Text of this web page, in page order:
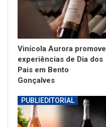
Vinícola Aurora promove
experiências de Dia dos
Pais em Bento
Gonçalves
PUBLIEDITORIAL